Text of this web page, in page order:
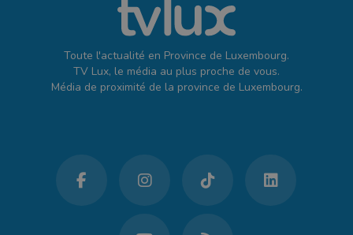
Toute l'actualité en Province de Luxembourg.
TV Lux, le média au plus proche de vous.
Média de proximité de la province de Luxembourg.